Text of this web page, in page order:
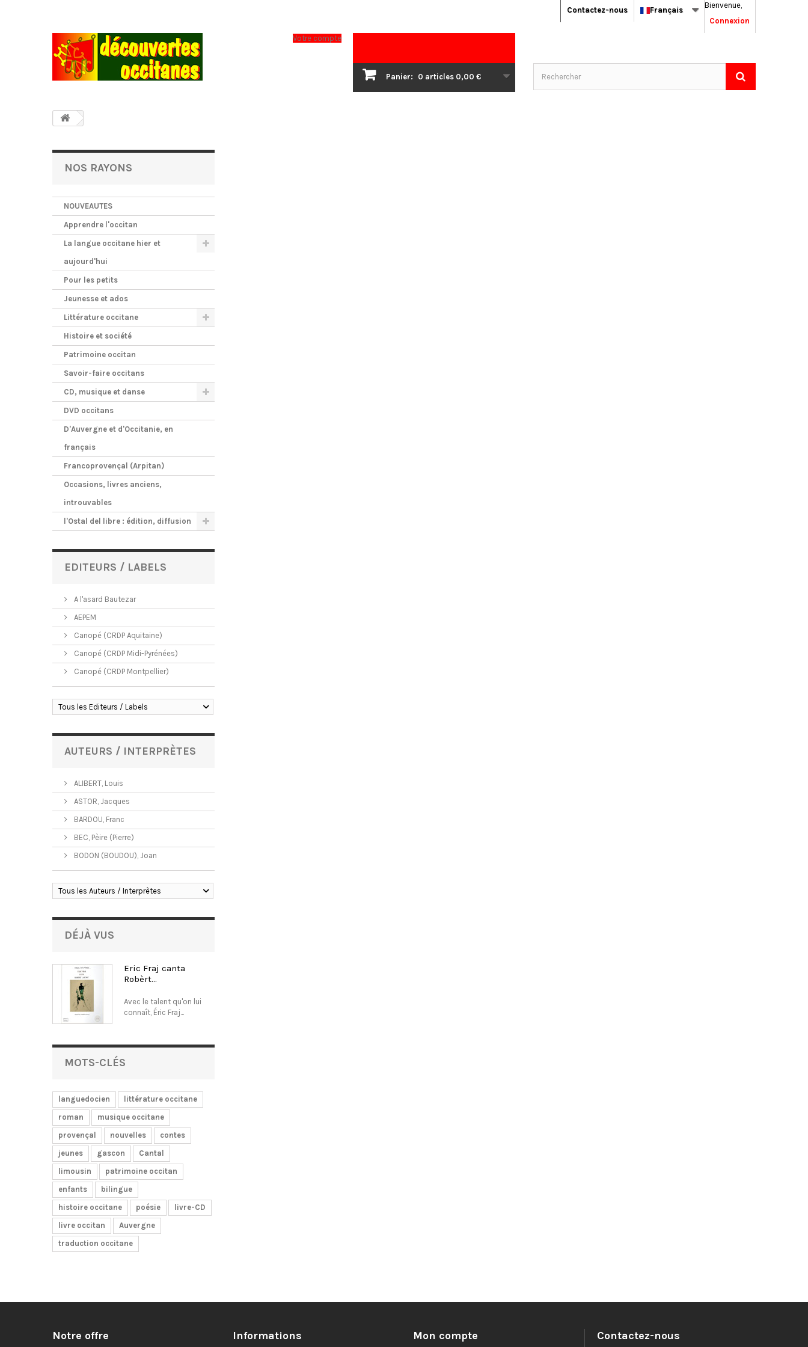
Bienvenue,
Connexion
Français
Contactez-nous
Panier: 0 articles 0,00 €
Votre compte
NOS RAYONS
NOUVEAUTES
Apprendre l'occitan
La langue occitane hier et
aujourd'hui
Pour les petits
Jeunesse et ados
Littérature occitane
Histoire et société
Patrimoine occitan
Savoir-faire occitans
CD, musique et danse
DVD occitans
D'Auvergne et d'Occitanie, en
français
Francoprovençal (Arpitan)
Occasions, livres anciens,
introuvables
l'Ostal del libre : édition, diffusion
EDITEURS / LABELS
A l'asard Bautezar
AEPEM
Canopé (CRDP Aquitaine)
Canopé (CRDP Midi-Pyrénées)
Canopé (CRDP Montpellier)
Tous les Editeurs / Labels
AUTEURS / INTERPRÈTES
ALIBERT, Louis
ASTOR, Jacques
BARDOU, Franc
BEC, Pèire (Pierre)
BODON (BOUDOU), Joan
Tous les Auteurs / Interprètes
DÉJÀ VUS
Eric Fraj canta
Robèrt...
Avec le talent qu'on lui
connaît, Éric Fraj...
MOTS-CLÉS
languedocien
littérature occitane
roman
musique occitane
provençal
nouvelles
contes
jeunes
gascon
Cantal
limousin
patrimoine occitan
enfants
bilingue
histoire occitane
poésie
livre-CD
livre occitan
Auvergne
traduction occitane
Notre offre Informations Mon compte Contactez-nous